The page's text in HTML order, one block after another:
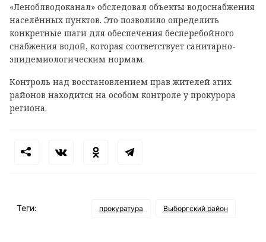
«Леноблводоканал» обследовал объекты водоснабжения
населённых пунктов. Это позволило определить
конкретные шаги для обеспечения бесперебойного
снабжения водой, которая соответствует санитарно-
эпидемиологическим нормам.
Контроль над восстановлением прав жителей этих
районов находится на особом контроле у прокурора
региона.
Теги: прокуратура Выборгский район